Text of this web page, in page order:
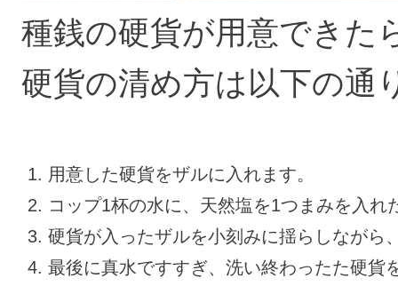
種銭の硬貨が用意できた
硬貨の清め方は以下の通
用意した硬貨をザルに入れます。
コップ1杯の水に、天然塩を1つまみを入れ
硬貨が入ったザルを小刻みに揺らしながら
最後に真水ですすぎ、洗い終わったた硬貨